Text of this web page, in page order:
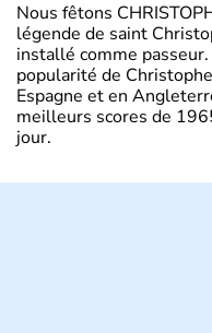
Nous fêtons
légende de saint
installé comme
popularité de
Espagne et en
meilleurs scores de
jour.